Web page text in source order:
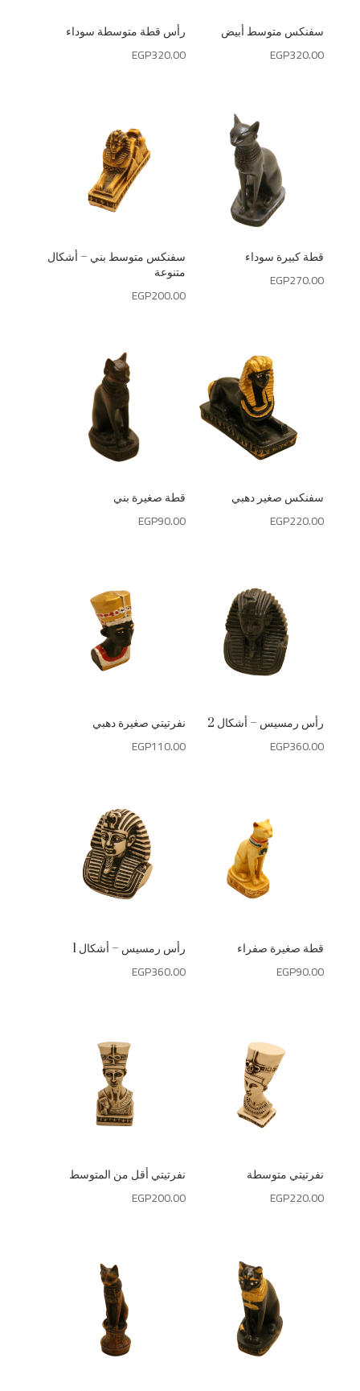
رأس قطة متوسطة سوداء
EGP320.00
سفنكس متوسط أبيض
EGP320.00
سفنكس متوسط بني – أشكال
متنوعة
EGP200.00
قطة كبيرة سوداء
EGP270.00
قطة صغيرة بني
EGP90.00
سفنكس صغير دهبي
EGP220.00
نفرتيتي صغيرة دهبي
EGP110.00
رأس رمسيس – أشكال 2
EGP360.00
رأس رمسيس – أشكال 1
EGP360.00
قطة صغيرة صفراء
EGP90.00
نفرتيتي أقل من المتوسط
EGP200.00
نفرتيتي متوسطة
EGP220.00